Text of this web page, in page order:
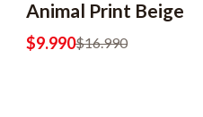
Animal Print Beige
$9.990$16.990